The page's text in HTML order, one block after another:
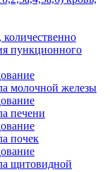
пункционного
молочной железы
печени
почек
щитовидной